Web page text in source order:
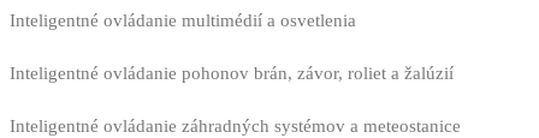
Inteligentné ovládanie multimédií a osvetlenia
Inteligentné ovládanie pohonov brán, závor, roliet a žalúzií
Inteligentné ovládanie záhradných systémov a meteostanice